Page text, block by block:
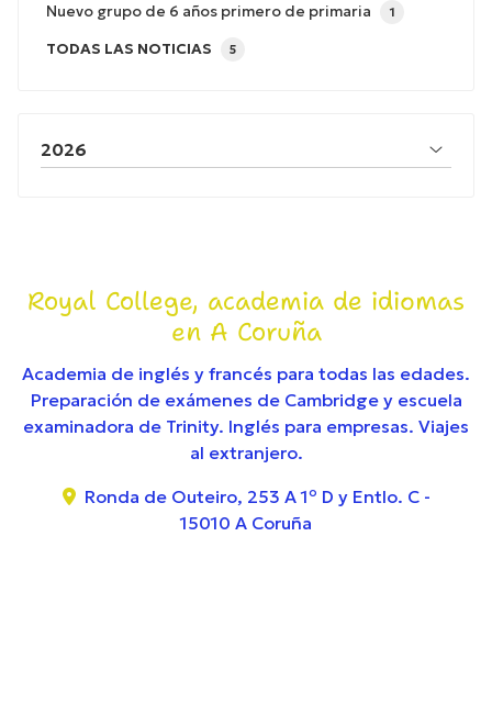
TODAS LAS NOTICIAS 5
Nuevo grupo de 6 años primero de primaria 1
2026
Royal College, academia de idiomas
en A Coruña
Academia de inglés y francés para todas las edades.
Preparación de exámenes de Cambridge y escuela
examinadora de Trinity. Inglés para empresas. Viajes
al extranjero.
Ronda de Outeiro, 253 A 1º D y Entlo. C -
15010 A Coruña